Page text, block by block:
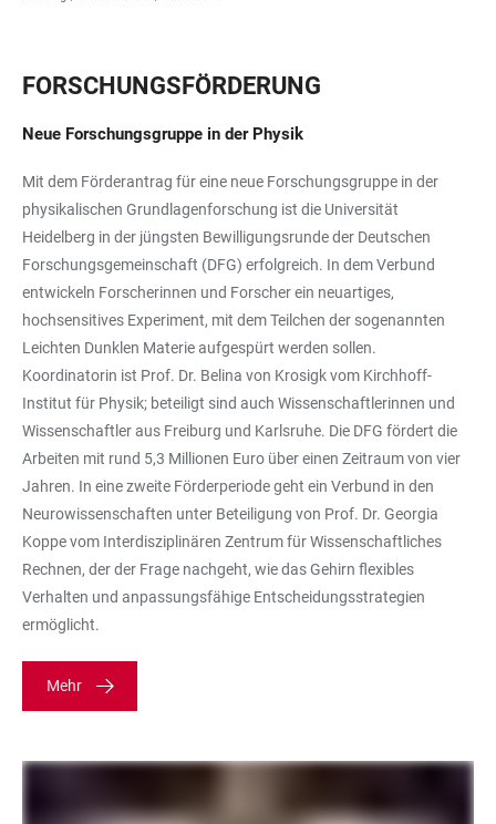
FORSCHUNGSFÖRDERUNG
Neue Forschungsgruppe in der Physik
Mit dem Förderantrag für eine neue Forschungsgruppe in der
physikalischen Grundlagenforschung ist die Universität
Heidelberg in der jüngsten Bewilligungsrunde der Deutschen
Forschungsgemeinschaft (DFG) erfolgreich. In dem Verbund
entwickeln Forscherinnen und Forscher ein neuartiges,
hochsensitives Experiment, mit dem Teilchen der sogenannten
Leichten Dunklen Materie aufgespürt werden sollen.
Koordinatorin ist Prof. Dr. Belina von Krosigk vom Kirchhoff-
Institut für Physik; beteiligt sind auch Wissenschaftlerinnen und
Wissenschaftler aus Freiburg und Karlsruhe. Die DFG fördert die
Arbeiten mit rund 5,3 Millionen Euro über einen Zeitraum von vier
Jahren. In eine zweite Förderperiode geht ein Verbund in den
Neurowissenschaften unter Beteiligung von Prof. Dr. Georgia
Koppe vom Interdisziplinären Zentrum für Wissenschaftliches
Rechnen, der der Frage nachgeht, wie das Gehirn flexibles
Verhalten und anpassungsfähige Entscheidungsstrategien
ermöglicht.
Mehr